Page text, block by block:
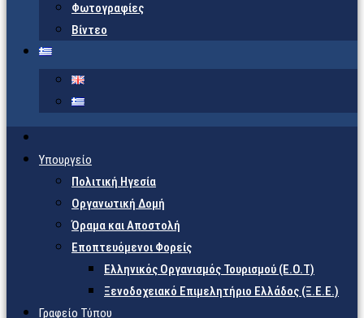
Φωτογραφίες
Βίντεο
Υπουργείο
Πολιτική Ηγεσία
Οργανωτική Δομή
Όραμα και Αποστολή
Εποπτευόμενοι Φορείς
Eλληνικός Οργανισμός Τουρισμού (Ε.Ο.Τ)
Ξενοδοχειακό Επιμελητήριο Ελλάδος (Ξ.Ε.Ε.)
Γραφείο Τύπου